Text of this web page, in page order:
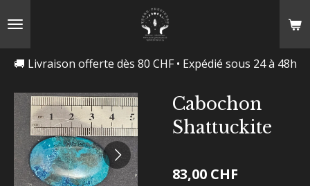
🚚 Livraison offerte dès 80 CHF • Expédié sous 24 à 48h
Cabochon
Shattuckite
83,00 CHF